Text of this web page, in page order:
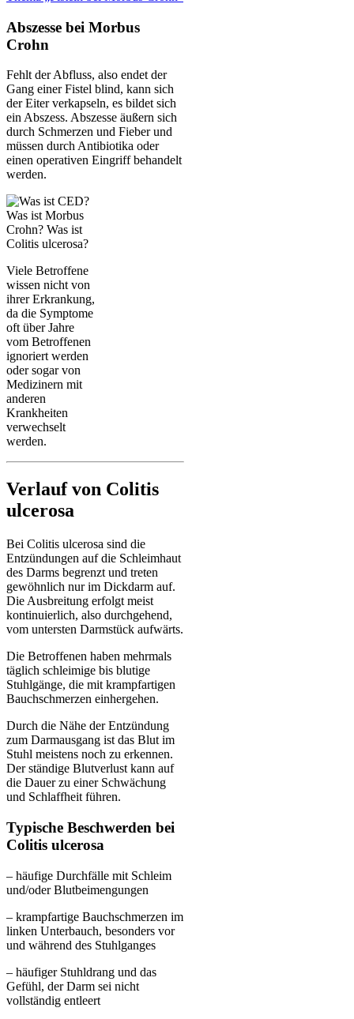
Abszesse bei Morbus
Crohn
Fehlt der Abfluss, also endet der
Gang einer Fistel blind, kann sich
der Eiter verkapseln, es bildet sich
ein Abszess. Abszesse äußern sich
durch Schmerzen und Fieber und
müssen durch Antibiotika oder
einen operativen Eingriff behandelt
werden.
Viele Betroffene
wissen nicht von
ihrer Erkrankung,
da die Symptome
oft über Jahre
vom Betroffenen
ignoriert werden
oder sogar von
Medizinern mit
anderen
Krankheiten
verwechselt
werden.
Verlauf von Colitis
ulcerosa
Bei Colitis ulcerosa sind die
Entzündungen auf die Schleimhaut
des Darms begrenzt und treten
gewöhnlich nur im Dickdarm auf.
Die Ausbreitung erfolgt meist
kontinuierlich, also durchgehend,
vom untersten Darmstück aufwärts.
Die Betroffenen haben mehrmals
täglich schleimige bis blutige
Stuhlgänge, die mit krampfartigen
Bauchschmerzen einhergehen.
Durch die Nähe der Entzündung
zum Darmausgang ist das Blut im
Stuhl meistens noch zu erkennen.
Der ständige Blutverlust kann auf
die Dauer zu einer Schwächung
und Schlaffheit führen.
Typische Beschwerden bei
Colitis ulcerosa
– häufige Durchfälle mit Schleim
und/oder Blutbeimengungen
– krampfartige Bauchschmerzen im
linken Unterbauch, besonders vor
und während des Stuhlganges
– häufiger Stuhldrang und das
Gefühl, der Darm sei nicht
vollständig entleert